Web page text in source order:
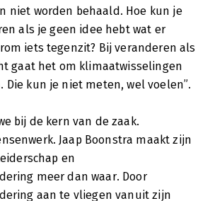
niet worden behaald. Hoe kun je
als je geen idee hebt wat er
iets tegenzit? Bij veranderen als
gaat het om klimaatwisselingen
Die kun je niet meten, wel voelen”.
bij de kern van de zaak.
Jaap Boonstra maakt zijn
en
meer dan waar. Door
aan te vliegen vanuit zijn